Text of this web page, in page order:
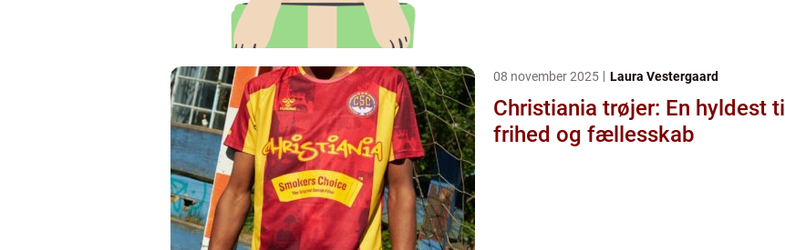
08 november 2025 Laura Vestergaard
Christiania trøjer: En hyldest til
frihed og fællesskab